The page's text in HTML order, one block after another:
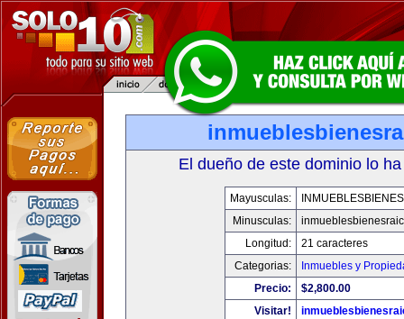
El dueño de este dominio lo
Mayusculas:
Minusculas:
Longitud:
21 caracteres
Categorias:
Inmuebles y
Precio:
$2,800.00
Visitar!